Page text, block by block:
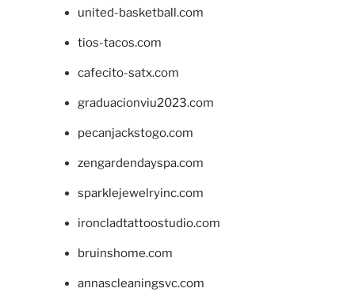
united-basketball.com
tios-tacos.com
cafecito-satx.com
graduacionviu2023.com
pecanjackstogo.com
zengardendayspa.com
sparklejewelryinc.com
ironcladtattoostudio.com
bruinshome.com
annascleaningsvc.com